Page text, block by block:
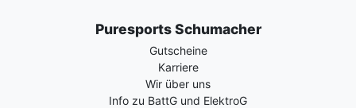
Puresports Schumacher
Gutscheine
Karriere
Wir über uns
Info zu BattG und ElektroG